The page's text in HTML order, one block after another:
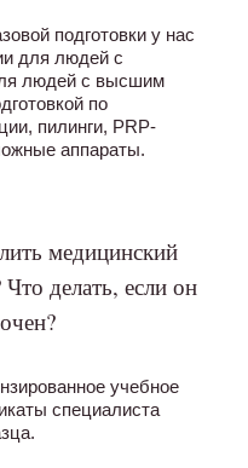
подготовки у нас
для людей с
людей с высшим
по
пилинги, PRP-
аппараты.
медицинский
Что делать, если он
учебное
специалиста